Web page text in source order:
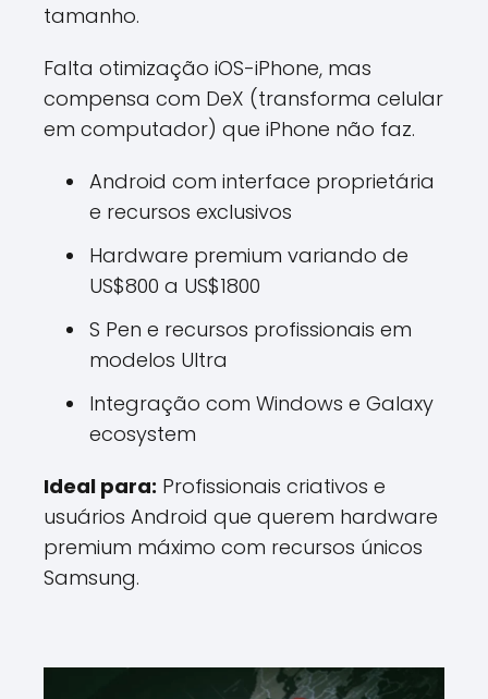
tamanho.
Falta otimização iOS-iPhone, mas
compensa com DeX (transforma celular
em computador) que iPhone não faz.
Android com interface proprietária
e recursos exclusivos
Hardware premium variando de
US$800 a US$1800
S Pen e recursos profissionais em
modelos Ultra
Integração com Windows e Galaxy
ecosystem
Ideal para: Profissionais criativos e
usuários Android que querem hardware
premium máximo com recursos únicos
Samsung.